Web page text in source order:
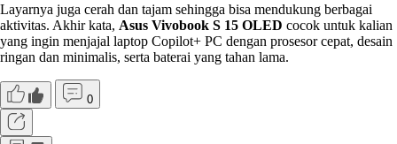
Layarnya juga cerah dan tajam sehingga bisa mendukung berbagai
aktivitas. Akhir kata, Asus Vivobook S 15 OLED cocok untuk kalian
yang ingin menjajal laptop Copilot+ PC dengan prosesor cepat, desain
ringan dan minimalis, serta baterai yang tahan lama.
0